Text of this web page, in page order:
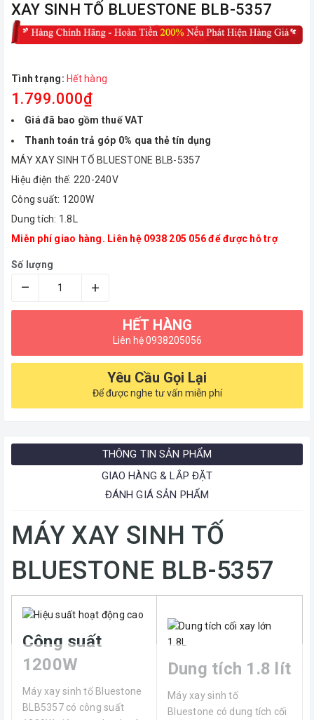
XAY SINH TỐ BLUESTONE BLB-5357
Tình trạng: Hết hàng
1.799.000₫
Giá đã bao gồm thuế VAT
Thanh toán trả góp 0% qua thẻ tín dụng
MÁY XAY SINH TỐ BLUESTONE BLB-5357
Hiệu điện thế: 220-240V
Công suất: 1200W
Dung tích: 1.8L
Miễn phí giao hàng. Liên hệ 0938 205 056 để được hỗ trợ
Số lượng
– +
HẾT HÀNG
Liên hệ 0938205056
Yêu Cầu Gọi Lại
Để được nghe tư vấn miễn phí
THÔNG TIN SẢN PHẨM
GIAO HÀNG & LẮP ĐẶT
ĐÁNH GIÁ SẢN PHẨM
MÁY XAY SINH TỐ
BLUESTONE BLB-5357
Công suất
1200W
Máy xay sinh tố Bluestone
BLB5357 có công suất
Dung tích 1.8 lít
Máy xay sinh tố
Bluestone có dung tích cối